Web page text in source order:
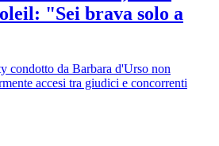
"Sei brava solo a
condotto da Barbara d'Urso non
accesi tra giudici e concorrenti